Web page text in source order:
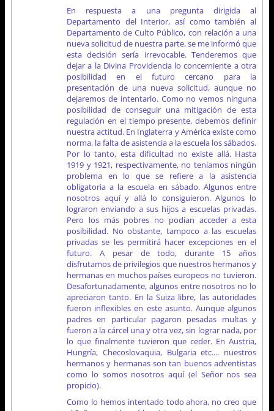
En respuesta a una pregunta dirigida al
Departamento del Interior, así como también al
Departamento de Culto Público, con relación a una
nueva solicitud de nuestra parte, se me informó que
esta decisión sería irrevocable. Tenderemos que
dejar a la Divina Providencia lo concerniente a otra
posibilidad en el futuro cercano para la
presentación de una nueva solicitud, aunque no
dejaremos de intentarlo. Como no vemos ninguna
posibilidad de conseguir una mitigación de esta
regulación en el tiempo presente, debemos definir
nuestra actitud. En Inglaterra y América existe como
norma, la falta de asistencia a la escuela los sábados.
Por lo tanto, esta dificultad no existe allá. Hasta
1919 y 1921, respectivamente, no teníamos ningún
problema en lo que se refiere a la asistencia
obligatoria a la escuela en sábado. Algunos entre
nosotros aquí y allá lo consiguieron. Algunos lo
lograron enviando a sus hijos a escuelas privadas.
Pero los más pobres no podían acceder a esta
posibilidad. No obstante, tampoco a las escuelas
privadas se les permitirá hacer excepciones en el
futuro. A pesar de todo, durante 15 años
disfrutamos de privilegios que nuestros hermanos y
hermanas en muchos países europeos no tuvieron.
Desafortunadamente, algunos entre nosotros no lo
apreciaron tanto. En la Suiza libre, las autoridades
fueron inflexibles en este asunto. Aunque algunos
padres en particular pagaron pesadas multas y
fueron a la cárcel una y otra vez, sin lograr nada, por
lo que finalmente tuvieron que ceder. En Austria,
Hungría, Checoslovaquia, Bulgaria etc.... nuestros
hermanos y hermanas son tan buenos adventistas
como lo somos nosotros aquí (el Señor nos sea
propicio).
Como lo hemos intentado todo ahora, no creo que